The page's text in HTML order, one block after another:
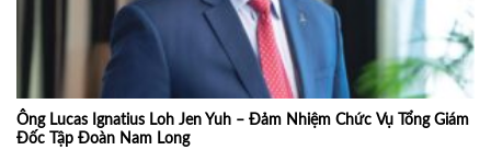
Ông Lucas Ignatius Loh Jen Yuh – Đảm Nhiệm Chức Vụ Tổng Giám
Đốc Tập Đoàn Nam Long